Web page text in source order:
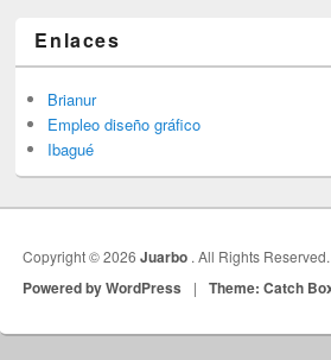
Enlaces
Brianur
Empleo diseño gráfico
Ibagué
Copyright © 2026Juarbo . All Rights Reserved.
Powered by WordPress | Theme: Catch